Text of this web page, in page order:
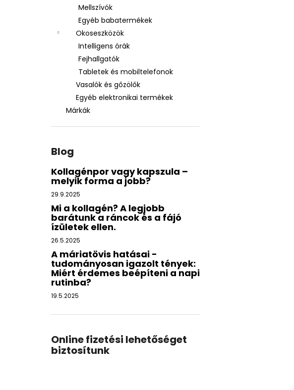
Mellszívók
Egyéb babatermékek
Okoseszközök
Intelligens órák
Fejhallgatók
Tabletek és mobiltelefonok
Vasalók és gőzölők
Egyéb elektronikai termékek
Márkák
Blog
Kollagénpor vagy kapszula –
melyik forma a jobb?
29.9.2025
Mi a kollagén? A legjobb
barátunk a ráncok és a fájó
ízületek ellen.
26.5.2025
A máriatövis hatásai -
tudományosan igazolt tények:
Miért érdemes beépíteni a napi
rutinba?
19.5.2025
Online fizetési lehetőséget
biztosítunk